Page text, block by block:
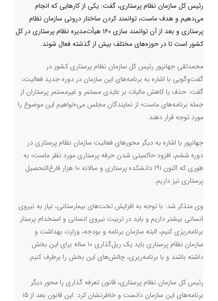
رئیس کل سازمان نظام پرستاری، گفت: یکی از کارهایی که انجام
می‌دهیم و هدف ماست، توانمند کردن ساختار درونی سازمان نظام
پرستاری و بعد از آن توانمند سازی ۱۶۰ هیأت‌مدیره نظام پرستاری در کل
کشور است تا در حوزه‌های مختلف بیش از گذشته فعال شوند.
محمدتقی جهانپور رئیس کل سازمان نظام پرستاری کشور در
گفت‌وگویی با اشاره به برنامه‌های این سازمان در دوره جدید فعالیت،
گفت:‌ حذف یا کاهش مالیات بر عایدی مستمر و غیرمستمر پرستاران از
جمله برنامه‌های ماست؛ از نمایندگان مجلس می‌خواهیم این موضوع را
مورد توجه قرار دهند.
جهانپور با اشاره به دیگر محورهای فعالیت سازمان نظام پرستاری در
دوره ششم، افزود:حاکمیتی شدن حرفه پرستاری مورد نظر ماست؛ به
طوری که اکنون ۱۹۱ دانشکده پرستاری و سالانه ۱۰ هزار فارغ‌التحصیل
پرستاری نیز داریم.
وی متذکر شد:‌ با توجه به افزایش تخت‌های بیمارستانی، نیاز به نیروی
انسانی بیشتر داریم و باید در تربیت نیروی انسانی و استخدام پرستار
برنامه‌ریزی کنیم، البته سازمان برنامه و بودجه، وزارت بهداشت و
سازمان نظام پرستاری باید یک ریل‌گذاری ۱۰ ساله برای این بخش
داشته باشند و با برنامه‌ریزی، چالش‌های این بخش را برطرف کنیم.
رئیس کل سازمان نظام پرستاری، قانون تعرفه گذاری را محور دیگر
برنامه‌های این سازمان دانست و خاطرنشان کرد: این قانون بعد از ۱۵